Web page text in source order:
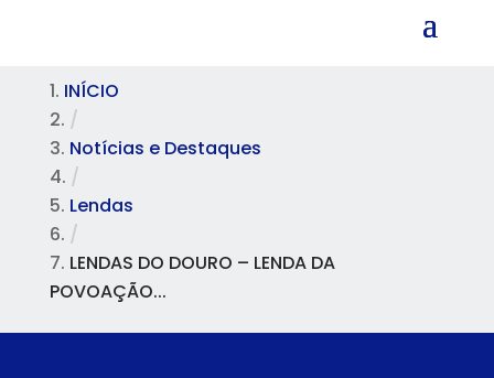
INÍCIO
/
Notícias e Destaques
/
Lendas
/
LENDAS DO DOURO – LENDA DA
POVOAÇÃO...